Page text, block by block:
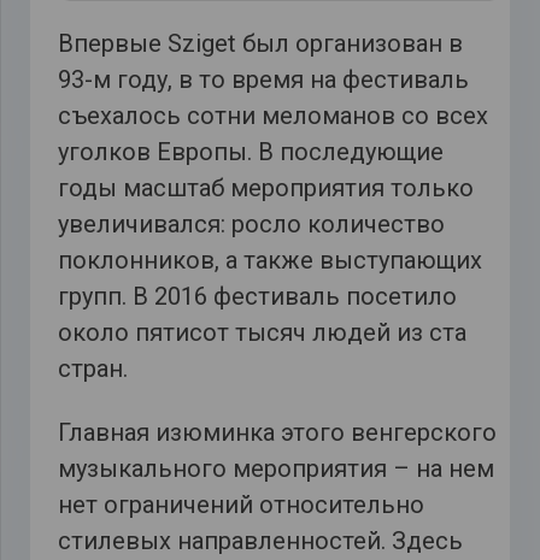
Впервые Sziget был организован в
93-м году, в то время на фестиваль
съехалось сотни меломанов со всех
уголков Европы. В последующие
годы масштаб мероприятия только
увеличивался: росло количество
поклонников, а также выступающих
групп. В 2016 фестиваль посетило
около пятисот тысяч людей из ста
стран.
Главная изюминка этого венгерского
музыкального мероприятия – на нем
нет ограничений относительно
стилевых направленностей. Здесь